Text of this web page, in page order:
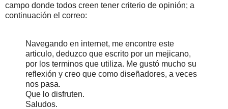
campo donde todos creen tener criterio de opinión; a
continuación el correo:
Navegando en internet, me encontre este
articulo, deduzco que escrito por un mejicano,
por los terminos que utiliza. Me gustó mucho su
reflexión y creo que como diseñadores, a veces
nos pasa.
Que lo disfruten.
Saludos.